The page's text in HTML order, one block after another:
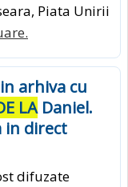
Piata Unirii
arhiva cu
LADaniel.
in direct
difuzate